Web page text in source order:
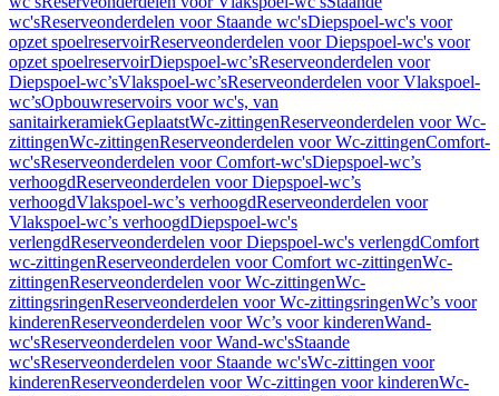
wc'sReserveonderdelen voor Staande wc'sDiepspoel-wc's voor
opzet spoelreservoirReserveonderdelen voor Diepspoel-wc's voor
opzet spoelreservoirDiepspoel-wc’sReserveonderdelen voor
Diepspoel-wc’sVlakspoel-wc’sReserveonderdelen voor Vlakspoel-
wc’sOpbouwreservoirs voor wc's, van
sanitairkeramiekGeplaatstWc-zittingenReserveonderdelen voor Wc-
zittingenWc-zittingenReserveonderdelen voor Wc-zittingenComfort-
wc'sReserveonderdelen voor Comfort-wc'sDiepspoel-wc’s
verhoogdReserveonderdelen voor Diepspoel-wc’s
verhoogdVlakspoel-wc’s verhoogdReserveonderdelen voor
Vlakspoel-wc’s verhoogdDiepspoel-wc's
verlengdReserveonderdelen voor Diepspoel-wc's verlengdComfort
wc-zittingenReserveonderdelen voor Comfort wc-zittingenWc-
zittingenReserveonderdelen voor Wc-zittingenWc-
zittingsringenReserveonderdelen voor Wc-zittingsringenWc’s voor
kinderenReserveonderdelen voor Wc’s voor kinderenWand-
wc'sReserveonderdelen voor Wand-wc'sStaande
wc'sReserveonderdelen voor Staande wc'sWc-zittingen voor
kinderenReserveonderdelen voor Wc-zittingen voor kinderenWc-